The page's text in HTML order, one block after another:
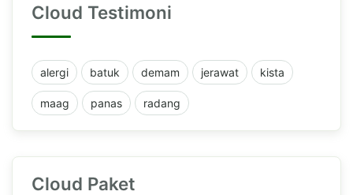
Cloud Testimoni
alergi batuk demam jerawat kista
maag panas radang
Cloud Paket